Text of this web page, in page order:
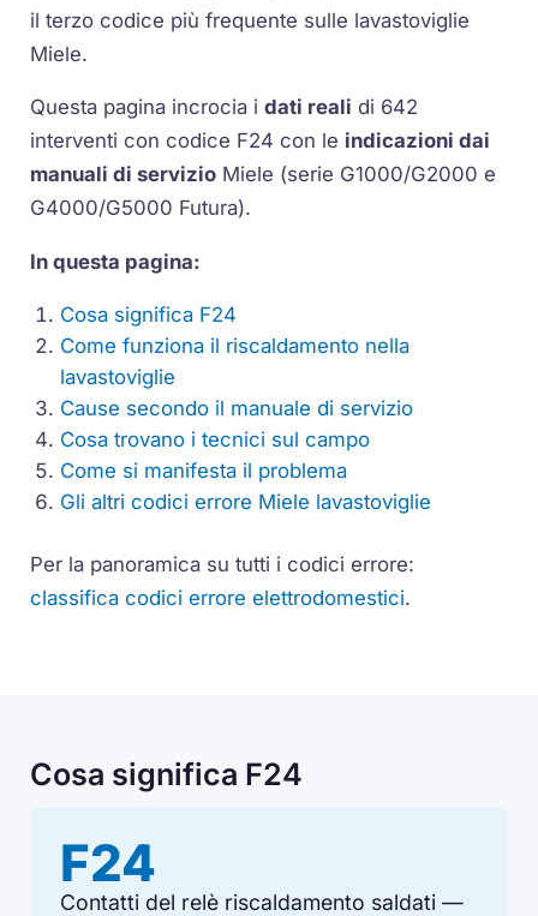
il terzo codice più frequente sulle lavastoviglie
Miele.
Questa pagina incrocia idati reali di 642
interventi con codice F24 con le indicazioni dai
manuali di servizio Miele (serie G1000/G2000 e
G4000/G5000 Futura).
In questa pagina:
Cosa significa F24
Come funziona il riscaldamento nella
lavastoviglie
Cause secondo il manuale di servizio
Cosa trovano i tecnici sul campo
Come si manifesta il problema
Gli altri codici errore Miele lavastoviglie
Per la panoramica su tutti i codici errore:
classifica codici errore elettrodomestici.
Cosa significa F24
F24
Contatti del relè riscaldamento saldati —